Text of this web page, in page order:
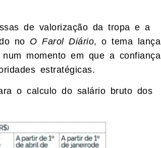
de valorização da tropa e a
no O Farol Diário, o tema lança
momento em que a confiança
estratégicas.
o calculo do salário bruto dos